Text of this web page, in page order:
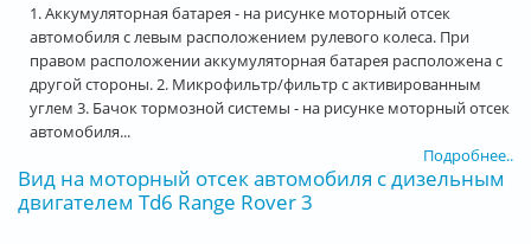
1. Аккумуляторная батарея - на рисунке моторный отсек
автомобиля с левым расположением рулевого колеса. При
правом расположении аккумуляторная батарея расположена с
другой стороны. 2. Микрофильтр/фильтр с активированным
углем 3. Бачок тормозной системы - на рисунке моторный отсек
автомобиля...
Подробнее..
Вид на моторный отсек автомобиля с дизельным
двигателем Td6 Range Rover 3